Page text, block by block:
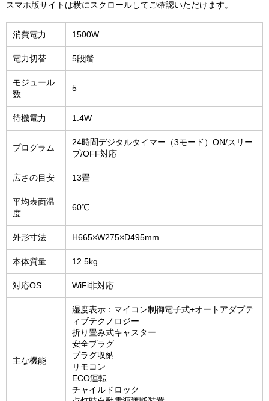
スマホ版サイトは横にスクロールしてご確認いただけます。
消費電力 1500W
電力切替 5段階
モジュール
数
5
待機電力 1.4W
プログラム
24時間デジタルタイマー（3モード）ON/スリー
プ/OFF対応
広さの目安 13畳
平均表面温
度
60℃
外形寸法 H665×W275×D495mm
本体質量 12.5kg
対応OS WiFi非対応
主な機能
湿度表示：マイコン制御電子式+オートアダプテ
ィブテクノロジー
折り畳み式キャスター
安全プラグ
プラグ収納
リモコン
ECO運転
チャイルドロック